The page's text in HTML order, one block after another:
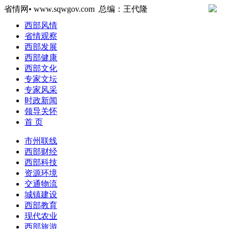
省情网• www.sqwgov.com 总编：王代隆
西部风情
省情观察
西部发展
西部健康
西部文化
专家文坛
专家风采
时政新闻
领导关怀
首 页
市州联线
西部财经
西部科技
资源环境
交通物流
城镇建设
西部教育
现代农业
西部旅游